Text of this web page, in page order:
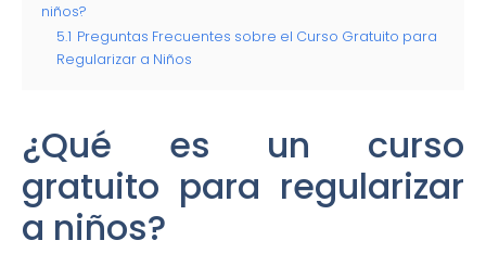
niños?
5.1 Preguntas Frecuentes sobre el Curso Gratuito para
Regularizar a Niños
¿Qué es un curso
gratuito para regularizar
a niños?